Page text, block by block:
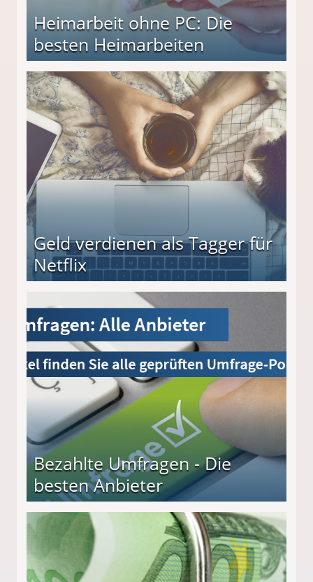
Heimarbeit ohne PC: Die
besten Heimarbeiten
Geld verdienen als Tagger für
Netflix
Bezahlte Umfragen - Die
besten Anbieter